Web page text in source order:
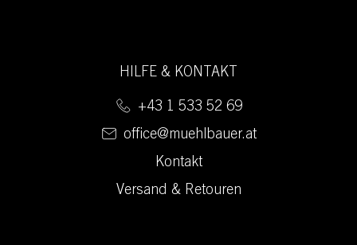
HILFE & KONTAKT
+43 1 533 52 69
office@muehlbauer.at
Kontakt
Versand & Retouren